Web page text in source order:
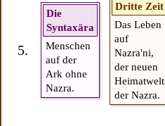
5.
Die
Syntaxära
Menschen
auf der
Ark ohne
Nazra.
Dritte Zeit
Das Leben
auf
Nazra'ni,
der neuen
Heimatwelt
der Nazra.